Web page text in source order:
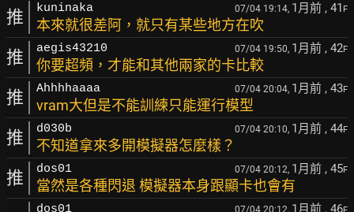
推 kuninaka 07/04 19:14, 1月前 , 41 F
本來就很差阿，就只有某些地方在吹
推 aegis43210 07/04 19:50, 1月前 , 42F
你要超頻，才能和其他兩家的卡比較
推 Ahhhhaaaa 07/04 20:04, 1月前 , 43F
vram大但是不能訓練只能運行模型
推 d030b 07/04 20:10, 1月前 , 44F
不知道拿來多開模擬器怎麼樣？
推 dos01 07/04 20:12, 1月前 , 45F
當然是各種閃退 模擬器本身跟顯卡也會有
1月前 , 46